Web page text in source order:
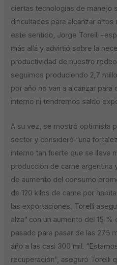
ciertas tecnologías de manejo
dificultades para alcanzar
este sentido, Jorge Torelli
más allá y advirtió sobre la
productividad de nuestro
seguimos produciendo 2,7
por año no van a alcanzar para
interno ni tendremos saldo
A su vez, se mostró optimista
sector y consideró “una
interno tan fuerte que se lleva
producción de carne argentina
de aumento del consumo
de 120 kilos de carne por
las exportaciones, Torelli
alza” con un aumento del 15
pasado para pasar de las 275
año a las casi 300 mil.
recuperación”, aseguró Torelli